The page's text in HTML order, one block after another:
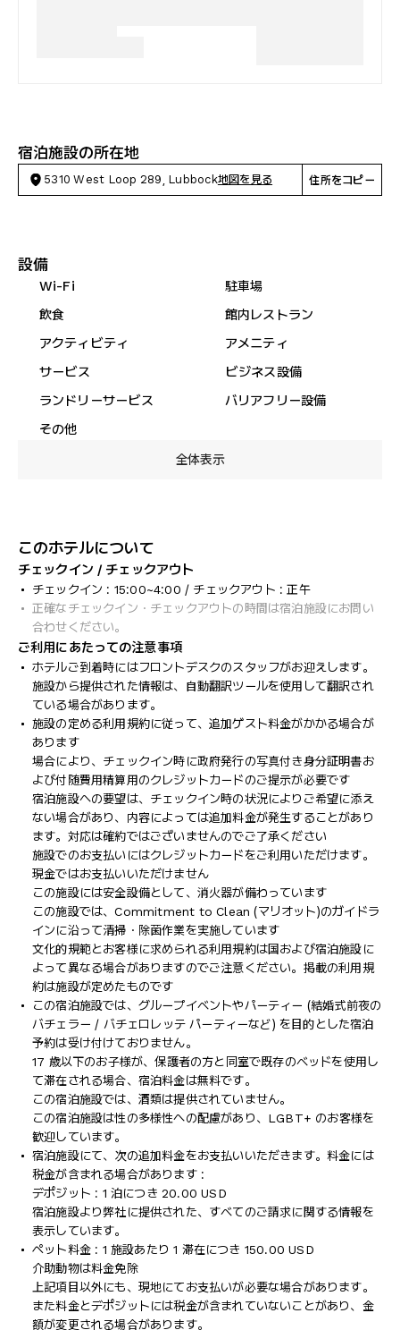
宿泊施設の所在地
5310 West Loop 289, Lubbock地図を見る 住所をコピー
設備
Wi-Fi
駐車場
飲食
館内レストラン
アクティビティ
アメニティ
サービス
ビジネス設備
ランドリーサービス
バリアフリー設備
その他
全体表示
このホテルについて
チェックイン / チェックアウト
チェックイン : 15:00~4:00 / チェックアウト : 正午
正確なチェックイン・チェックアウトの時間は宿泊施設にお問い
合わせください。
ご利用にあたっての注意事項
ホテルご到着時にはフロントデスクのスタッフがお迎えします。
施設から提供された情報は、自動翻訳ツールを使用して翻訳され
ている場合があります。
施設の定める利用規約に従って、追加ゲスト料金がかかる場合が
あります
場合により、チェックイン時に政府発行の写真付き身分証明書お
よび付随費用精算用のクレジットカードのご提示が必要です
宿泊施設への要望は、チェックイン時の状況によりご希望に添え
ない場合があり、内容によっては追加料金が発生することがあり
ます。対応は確約ではございませんのでご了承ください
施設でのお支払いにはクレジットカードをご利用いただけます。
現金ではお支払いいただけません
この施設には安全設備として、消火器が備わっています
この施設では、Commitment to Clean (マリオット)のガイドラ
インに沿って清掃・除菌作業を実施しています
文化的規範とお客様に求められる利用規約は国および宿泊施設に
よって異なる場合がありますのでご注意ください。掲載の利用規
約は施設が定めたものです
この宿泊施設では、グループイベントやパーティー (結婚式前夜の
バチェラー / バチェロレッテ パーティーなど) を目的とした宿泊
予約は受け付けておりません。
17 歳以下のお子様が、保護者の方と同室で既存のベッドを使用し
て滞在される場合、宿泊料金は無料です。
この宿泊施設では、酒類は提供されていません。
この宿泊施設は性の多様性への配慮があり、LGBT+ のお客様を
歓迎しています。
宿泊施設にて、次の追加料金をお支払いいただきます。料金には
税金が含まれる場合があります :
デポジット : 1 泊につき 20.00 USD
宿泊施設より弊社に提供された、すべてのご請求に関する情報を
表示しています。
ペット料金 : 1 施設あたり 1 滞在につき 150.00 USD
介助動物は料金免除
上記項目以外にも、現地にてお支払いが必要な場合があります。
また料金とデポジットには税金が含まれていないことがあり、金
額が変更される場合があります。